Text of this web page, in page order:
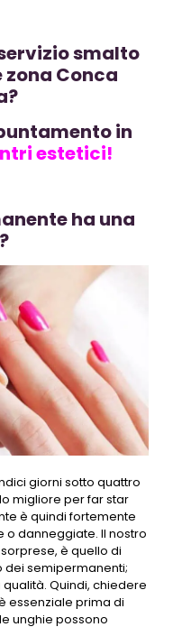
smalto
Conca
in
estetici!
ha una
giorni sotto quattro
migliore per far star
è quindi fortemente
o danneggiate. Il nostro
è quello di
semipermanenti;
Quindi, chiedere
essenziale prima di
unghie possono